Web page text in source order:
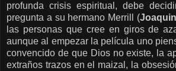
profunda crisis espiritual, debe
pregunta a su hermano Merrill (
las personas que cree en giros de
aunque al empezar la película uno
convencido de que Dios no existe, la
extraños trazos en el maizal, la